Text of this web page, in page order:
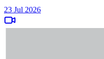
23 Jul 2026